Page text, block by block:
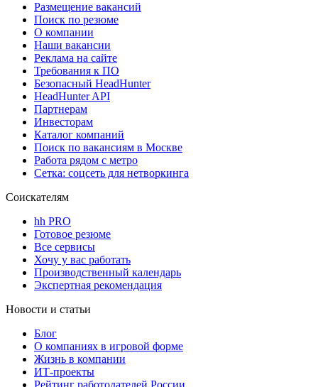
Размещение вакансий
Поиск по резюме
О компании
Наши вакансии
Реклама на сайте
Требования к ПО
Безопасный HeadHunter
HeadHunter API
Партнерам
Инвесторам
Каталог компаний
Поиск по вакансиям в Москве
Работа рядом с метро
Сетка: соцсеть для нетворкинга
Соискателям
hh PRO
Готовое резюме
Все сервисы
Хочу у вас работать
Производственный календарь
Экспертная рекомендация
Новости и статьи
Блог
О компаниях в игровой форме
Жизнь в компании
ИТ-проекты